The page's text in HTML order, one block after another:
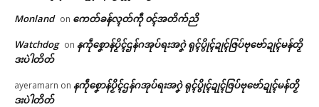
ဗွဳဒဳယဵု
ကေတ်အဆက်
ကမ်ဘဲဝိပက် ညးဍုၚ်ကွာန် ဒးယို
က်ဂၠေၚ်ဝန်ပၞာန်ဗၟာ ဆလအ်ဂွံအိုတ်
Monland on ကေတ်ခန်လ္ၚတ်ကဵု ၀ၚ်အတိက်ညိ
Watchdog on နကဵုစၞောန်ပၟိၚ်ဌန်ဂအုပ်ရးအဂၞဲ ရုၚ်ပွိုၚ်ဍုၚ်ဇြပ်ဗုဗော်ဍုၚ်မန်တၟိ
ဒးပဲါတိတ်
ayeramarn on နကဵုစၞောန်ပၟိၚ်ဌန်ဂအုပ်ရးအဂၞဲ ရုၚ်ပွိုၚ်ဍုၚ်ဇြပ်ဗုဗော်ဍုၚ်မန်တၟိ
ဒးပဲါတိတ်